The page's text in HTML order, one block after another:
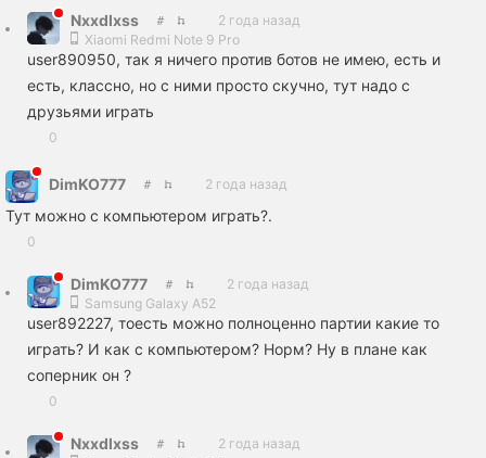
Nxxdlxss
2 года назад
Xiaomi Redmi Note 9 Pro
user890950, так я ничего против ботов не имею, есть и
есть, классно, но с ними просто скучно, тут надо с
друзьями играть
0
DimKO777 2 года назад
Тут можно с компьютером играть?.
0
DimKO777
2 года назад
Samsung Galaxy A52
user892227, тоесть можно полноценно партии какие то
играть? И как с компьютером? Норм? Ну в плане как
соперник он ?
0
Nxxdlxss
2 года назад